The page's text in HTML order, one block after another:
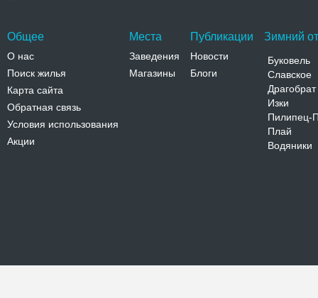
Общее
О нас
Поиск жилья
Карта сайта
Обратная связь
Условия использования
Акции
Места
Заведения
Магазины
Публикации
Новости
Блоги
Зимний
Буковель
Славское
Драгобрат
Изки
Пилипец-
Плай
Водяники